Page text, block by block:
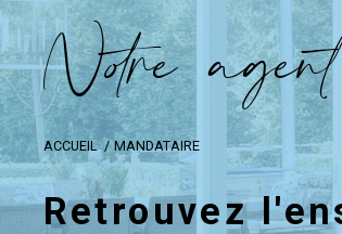
Nore agent
ACCUEIL MANDATAIRE
Retrouvez